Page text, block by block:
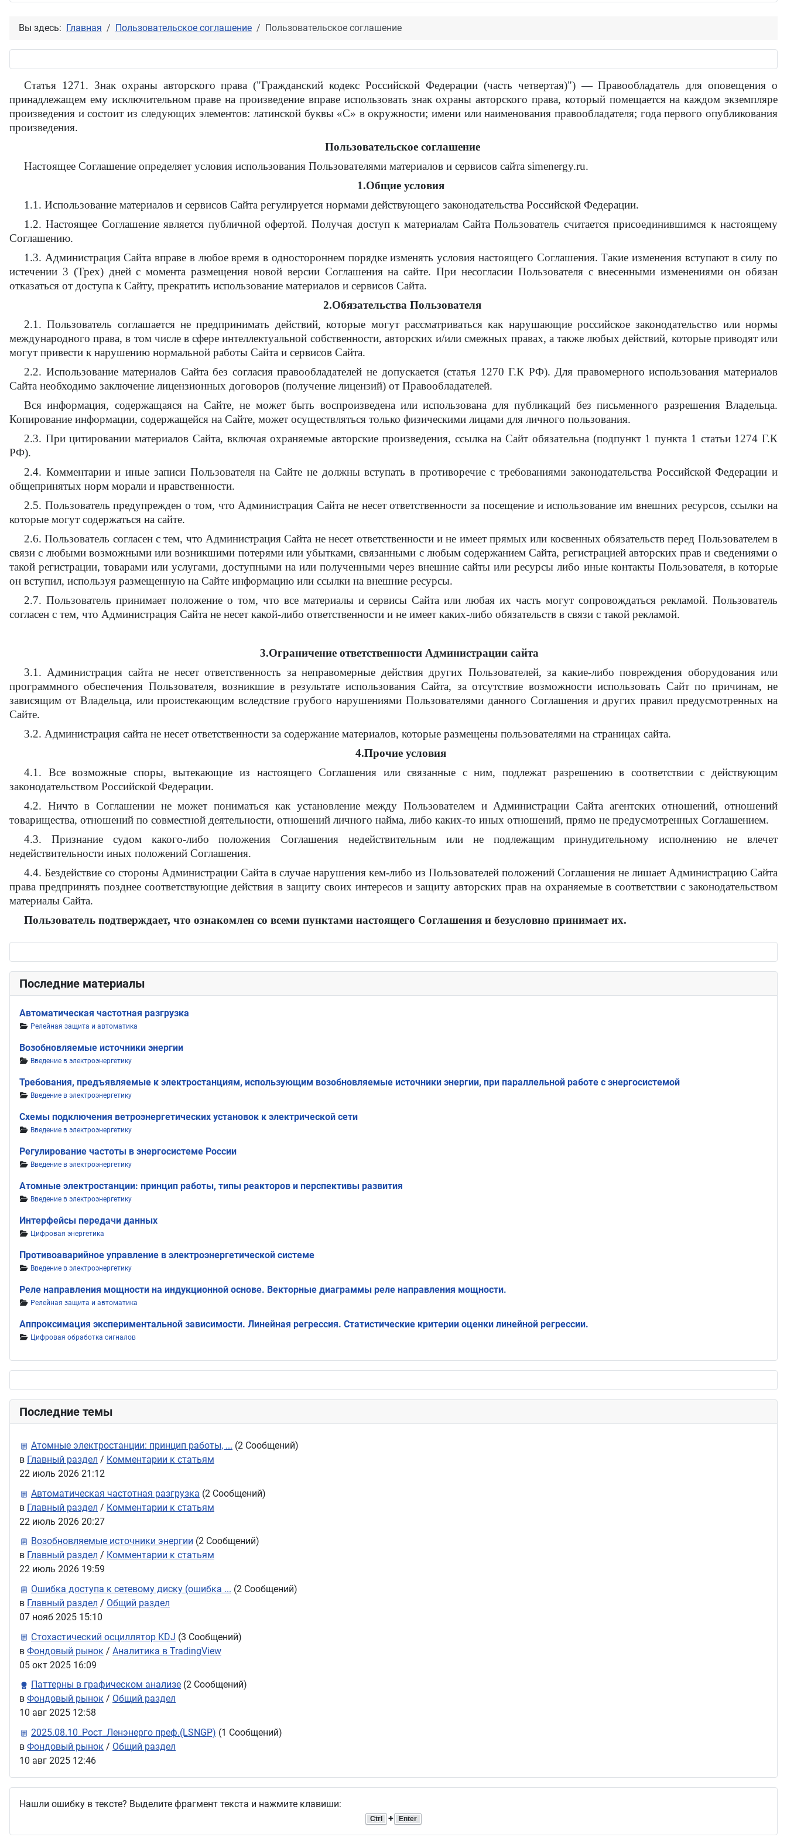
Вы здесь: Главная Пользовательское соглашение Пользовательское соглашение
Статья 1271. Знак охраны авторского права ("Гражданский кодекс Российской Федерации (часть четвертая)") — Правообладатель для оповещения о
принадлежащем ему исключительном праве на произведение вправе использовать знак охраны авторского права, который помещается на каждом экземпляре
произведения и состоит из следующих элементов: латинской буквы «C» в окружности; имени или наименования правообладателя; года первого опубликования
произведения.
Пользовательское соглашение
Настоящее Соглашение определяет условия использования Пользователями материалов и сервисов сайта simenergy.ru.
1.Общие условия
1.1. Использование материалов и сервисов Сайта регулируется нормами действующего законодательства Российской Федерации.
1.2. Настоящее Соглашение является публичной офертой. Получая доступ к материалам Сайта Пользователь считается присоединившимся к настоящему
Соглашению.
1.3. Администрация Сайта вправе в любое время в одностороннем порядке изменять условия настоящего Соглашения. Такие изменения вступают в силу по
истечении 3 (Трех) дней с момента размещения новой версии Соглашения на сайте. При несогласии Пользователя с внесенными изменениями он обязан
отказаться от доступа к Сайту, прекратить использование материалов и сервисов Сайта.
2.Обязательства Пользователя
2.1. Пользователь соглашается не предпринимать действий, которые могут рассматриваться как нарушающие российское законодательство или нормы
международного права, в том числе в сфере интеллектуальной собственности, авторских и/или смежных правах, а также любых действий, которые приводят или
могут привести к нарушению нормальной работы Сайта и сервисов Сайта.
2.2. Использование материалов Сайта без согласия правообладателей не допускается (статья 1270 Г.К РФ). Для правомерного использования материалов
Сайта необходимо заключение лицензионных договоров (получение лицензий) от Правообладателей.
Вся информация, содержащаяся на Сайте, не может быть воспроизведена или использована для публикаций без письменного разрешения Владельца.
Копирование информации, содержащейся на Сайте, может осуществляться только физическими лицами для личного пользования.
2.3. При цитировании материалов Сайта, включая охраняемые авторские произведения, ссылка на Сайт обязательна (подпункт 1 пункта 1 статьи 1274 Г.К
РФ).
2.4. Комментарии и иные записи Пользователя на Сайте не должны вступать в противоречие с требованиями законодательства Российской Федерации и
общепринятых норм морали и нравственности.
2.5. Пользователь предупрежден о том, что Администрация Сайта не несет ответственности за посещение и использование им внешних ресурсов, ссылки на
которые могут содержаться на сайте.
2.6. Пользователь согласен с тем, что Администрация Сайта не несет ответственности и не имеет прямых или косвенных обязательств перед Пользователем в
связи с любыми возможными или возникшими потерями или убытками, связанными с любым содержанием Сайта, регистрацией авторских прав и сведениями о
такой регистрации, товарами или услугами, доступными на или полученными через внешние сайты или ресурсы либо иные контакты Пользователя, в которые
он вступил, используя размещенную на Сайте информацию или ссылки на внешние ресурсы.
2.7. Пользователь принимает положение о том, что все материалы и сервисы Сайта или любая их часть могут сопровождаться рекламой. Пользователь
согласен с тем, что Администрация Сайта не несет какой-либо ответственности и не имеет каких-либо обязательств в связи с такой рекламой.
3.Ограничение ответственности Администрации сайта
3.1. Администрация сайта не несет ответственность за неправомерные действия других Пользователей, за какие-либо повреждения оборудования или
программного обеспечения Пользователя, возникшие в результате использования Сайта, за отсутствие возможности использовать Сайт по причинам, не
зависящим от Владельца, или проистекающим вследствие грубого нарушениями Пользователями данного Соглашения и других правил предусмотренных на
Сайте.
3.2. Администрация сайта не несет ответственности за содержание материалов, которые размещены пользователями на страницах сайта.
4.Прочие условия
4.1. Все возможные споры, вытекающие из настоящего Соглашения или связанные с ним, подлежат разрешению в соответствии с действующим
законодательством Российской Федерации.
4.2. Ничто в Соглашении не может пониматься как установление между Пользователем и Администрации Сайта агентских отношений, отношений
товарищества, отношений по совместной деятельности, отношений личного найма, либо каких-то иных отношений, прямо не предусмотренных Соглашением.
4.3. Признание судом какого-либо положения Соглашения недействительным или не подлежащим принудительному исполнению не влечет
недействительности иных положений Соглашения.
4.4. Бездействие со стороны Администрации Сайта в случае нарушения кем-либо из Пользователей положений Соглашения не лишает Администрацию Сайта
права предпринять позднее соответствующие действия в защиту своих интересов и защиту авторских прав на охраняемые в соответствии с законодательством
материалы Сайта.
Пользователь подтверждает, что ознакомлен со всеми пунктами настоящего Соглашения и безусловно принимает их.
Последние материалы
Автоматическая частотная разгрузка
Информация о материале
Релейная защита и автоматика
Возобновляемые источники энергии
Информация о материале
Введение в электроэнергетику
Требования, предъявляемые к электростанциям, использующим возобновляемые источники энергии, при параллельной работе с энергосистемой
Информация о материале
Введение в электроэнергетику
Схемы подключения ветроэнергетических установок к электрической сети
Информация о материале
Введение в электроэнергетику
Регулирование частоты в энергосистеме России
Информация о материале
Введение в электроэнергетику
Атомные электростанции: принцип работы, типы реакторов и перспективы развития
Информация о материале
Введение в электроэнергетику
Интерфейсы передачи данных
Информация о материале
Цифровая энергетика
Противоаварийное управление в электроэнергетической системе
Информация о материале
Введение в электроэнергетику
Реле направления мощности на индукционной основе. Векторные диаграммы реле направления мощности.
Информация о материале
Релейная защита и автоматика
Аппроксимация экспериментальной зависимости. Линейная регрессия. Статистические критерии оценки линейной регрессии.
Информация о материале
Цифровая обработка сигналов
Последние темы
Атомные электростанции: принцип работы, ... (2 Сообщений)
в Главный раздел / Комментарии к статьям
22 июль 2026 21:12
Автоматическая частотная разгрузка (2 Сообщений)
в Главный раздел / Комментарии к статьям
22 июль 2026 20:27
Возобновляемые источники энергии (2 Сообщений)
в Главный раздел / Комментарии к статьям
22 июль 2026 19:59
Ошибка доступа к сетевому диску (ошибка ... (2 Сообщений)
в Главный раздел / Общий раздел
07 нояб 2025 15:10
Стохастический осциллятор KDJ (3 Сообщений)
в Фондовый рынок / Аналитика в TradingView
05 окт 2025 16:09
Паттерны в графическом анализе (2 Сообщений)
в Фондовый рынок / Общий раздел
10 авг 2025 12:58
2025.08.10_Рост_Ленэнерго преф.(LSNGP) (1 Сообщений)
в Фондовый рынок / Общий раздел
10 авг 2025 12:46
Нашли ошибку в тексте? Выделите фрагмент текста и нажмите клавиши:
Ctrl + Enter